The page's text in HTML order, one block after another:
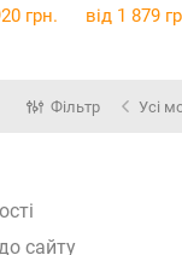
Sleeve
грн. від 1 879
Фільтр Усі
сайту